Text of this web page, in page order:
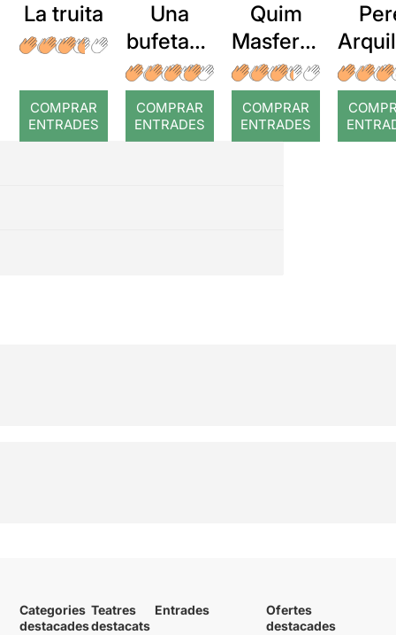
La truita
COMPRAR
ENTRADES
Una
bufetada
a temps
COMPRAR
ENTRADES
Quim
Masferre
r: Temps
COMPRAR
ENTRADES
:
Categories
destacades
Teatres
destacats
Entrades
Ofertes
destacades